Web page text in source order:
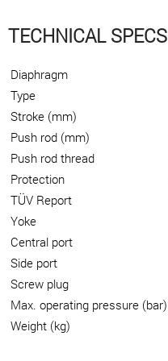
TECHNICAL SPECS
Diaphragm
Type
Stroke (mm)
Push rod (mm)
Push rod thread
Protection
TÜV Report
Yoke
Central port
Side port
Screw plug
Max. operating pressure (bar)
Weight (kg)